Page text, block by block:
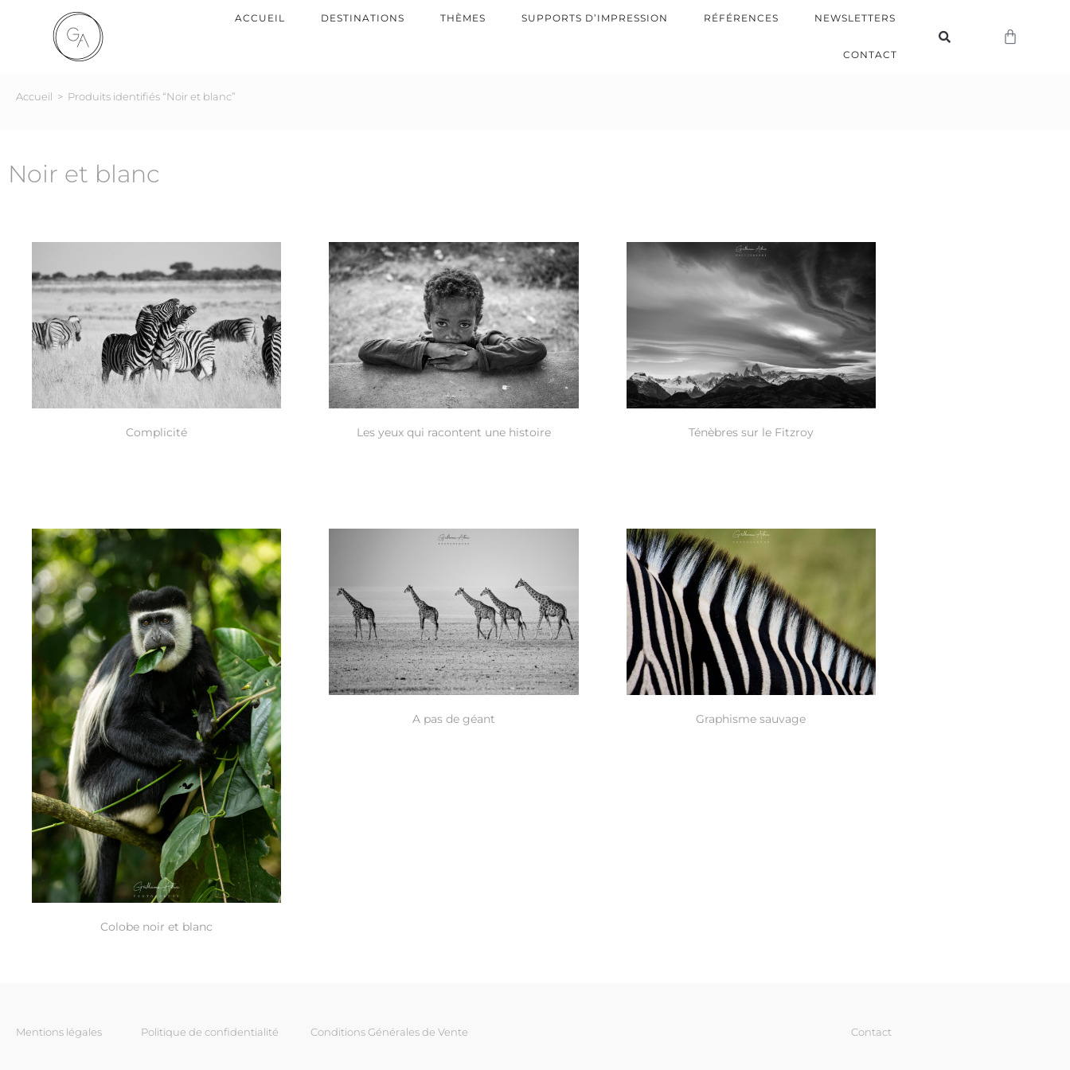
ACCUEIL DESTINATIONS THÈMES SUPPORTS D’IMPRESSION RÉFÉRENCES NEWSLETTERS
CONTACT
Accueil > Produits identifiés “Noir et blanc”
Noir et blanc
Complicité Les yeux qui racontent une histoire Ténèbres sur le Fitzroy
Colobe noir et blanc
A pas de géant Graphisme sauvage
Mentions légales Politique de confidentialité Conditions Générales de Vente Contact